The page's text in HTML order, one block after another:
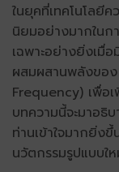
ในยุคที่เทคโนโลยี
นิยมอย่างมากในก
เฉพาะอย่างยิ่งเ
ผสมผสานพลังของ
Frequency) เพื่อ
บทความนี้จะมาอธิ
ท่านเข้าใจมากยิ่งขึ้
นวัตกรรมรูปแบบใ